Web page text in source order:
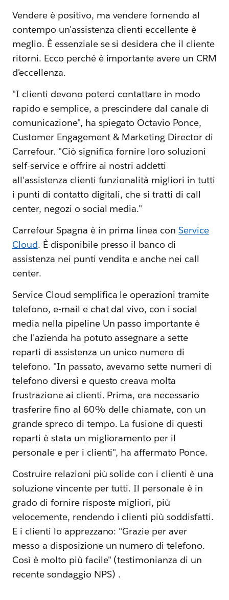
Vendere è positivo, ma vendere fornendo al
contempo un'assistenza clienti eccellente è
meglio. È essenziale se si desidera che il cliente
ritorni. Ecco perché è importante avere un CRM
d'eccellenza.
"I clienti devono poterci contattare in modo
rapido e semplice, a prescindere dal canale di
comunicazione", ha spiegato Octavio Ponce,
Customer Engagement & Marketing Director di
Carrefour. "Ciò significa fornire loro soluzioni
self-service e offrire ai nostri addetti
all'assistenza clienti funzionalità migliori in tutti
i punti di contatto digitali, che si tratti di call
center, negozi o social media."
Carrefour Spagna è in prima linea conService
Cloud. È disponibile presso il banco di
assistenza nei punti vendita e anche nei call
center.
Service Cloud semplifica le operazioni tramite
telefono, e-mail e chat dal vivo, con i social
media nella pipeline Un passo importante è
che l'azienda ha potuto assegnare a sette
reparti di assistenza un unico numero di
telefono. "In passato, avevamo sette numeri di
telefono diversi e questo creava molta
frustrazione ai clienti. Prima, era necessario
trasferire fino al 60% delle chiamate, con un
grande spreco di tempo. La fusione di questi
reparti è stata un miglioramento per il
personale e per i clienti", ha affermato Ponce.
Costruire relazioni più solide con i clienti è una
soluzione vincente per tutti. Il personale è in
grado di fornire risposte migliori, più
velocemente, rendendo i clienti più soddisfatti.
E i clienti lo apprezzano: "Grazie per aver
messo a disposizione un numero di telefono.
Così è molto più facile" (testimonianza di un
recente sondaggio NPS) .